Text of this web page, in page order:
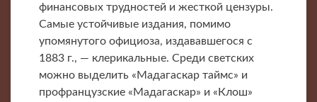
финансовых трудностей и жесткой цензуры.
Самые устойчивые издания, помимо
упомянутого официоза, издававшегося с
1883 г., — клерикальные. Среди светских
можно выделить «Мадагаскар таймс» и
профранцузские «Мадагаскар» и «Клош»